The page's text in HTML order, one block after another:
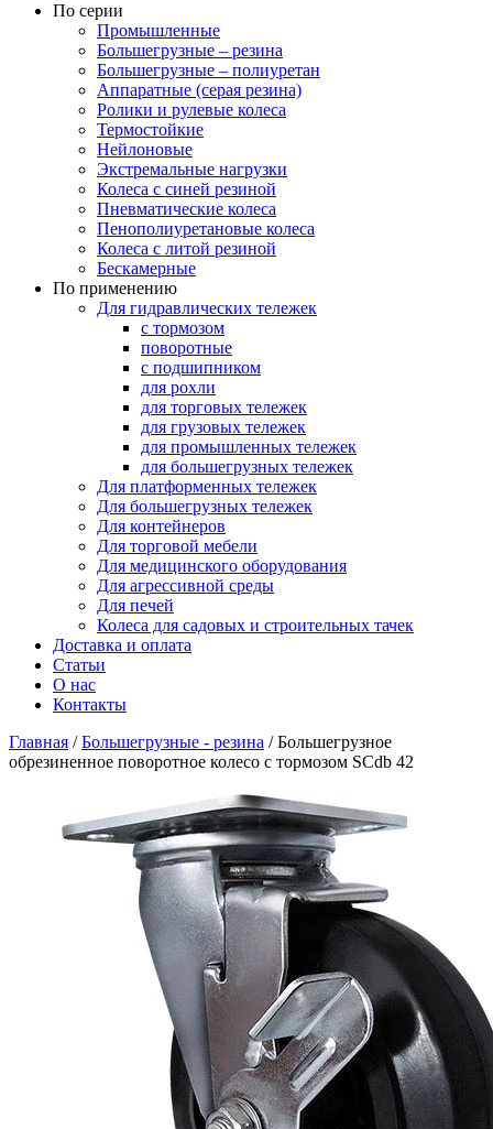
По серии
Промышленные
Большегрузные – резина
Большегрузные – полиуретан
Аппаратные (серая резина)
Ролики и рулевые колеса
Термостойкие
Нейлоновые
Экстремальные нагрузки
Колеса с синей резиной
Пневматические колеса
Пенополиуретановые колеса
Колеса с литой резиной
Бескамерные
По применению
Для гидравлических тележек
с тормозом
поворотные
с подшипником
для рохли
для торговых тележек
для грузовых тележек
для промышленных тележек
для большегрузных тележек
Для платформенных тележек
Для большегрузных тележек
Для контейнеров
Для торговой мебели
Для медицинского оборудования
Для агрессивной среды
Для печей
Колеса для садовых и строительных тачек
Доставка и оплата
Статьи
О нас
Контакты
Главная /Большегрузные - резина /Большегрузное
обрезиненное поворотное колесо с тормозом SCdb 42